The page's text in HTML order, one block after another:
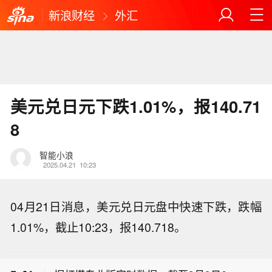
新浪财经 外汇
美元兑日元下跌1.01%，报140.71
8
智能小浪
2025.04.21 10:23
04月21日消息，美元兑日元盘中快速下跌，跌幅
1.01%，截止10:23，报140.718。
【美国数千名威瑞森用户服务中断】美
国数千名威瑞森用户在当地时间周六傍